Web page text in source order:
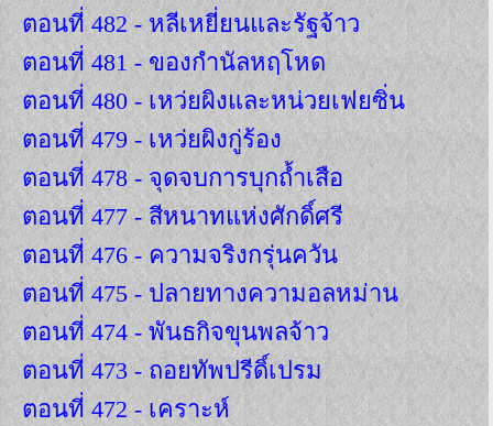
ตอนที่ 482 - หลีเหยี่ยนและรัฐจ้าว
ตอนที่ 481 - ของกำนัลหฤโหด
ตอนที่ 480 - เหว่ยผิงและหน่วยเฟยซิ่น
ตอนที่ 479 - เหว่ยผิงกู่ร้อง
ตอนที่ 478 - จุดจบการบุกถ้ำเสือ
ตอนที่ 477 - สีหนาทแห่งศักดิ์ศรี
ตอนที่ 476 - ความจริงกรุ่นควัน
ตอนที่ 475 - ปลายทางความอลหม่าน
ตอนที่ 474 - พันธกิจขุนพลจ้าว
ตอนที่ 473 - ถอยทัพปรีดิ์เปรม
ตอนที่ 472 - เคราะห์